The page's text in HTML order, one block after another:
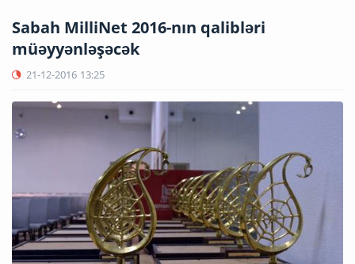
Sabah MilliNet 2016-nın qalibləri
müəyyənləşəcək
21-12-2016 13:25